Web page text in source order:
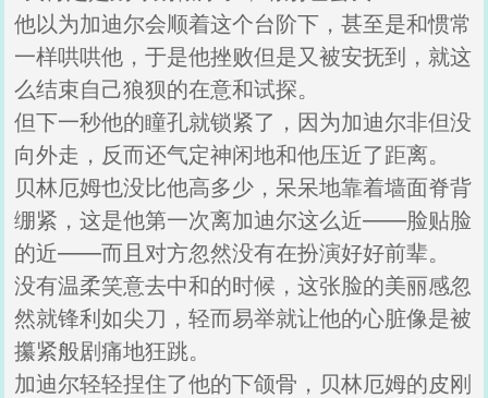
他以为加迪尔会顺着这个台阶下，甚至是和惯常
一样哄哄他，于是他挫败但是又被安抚到，就这
么结束自己狼狈的在意和试探。
但下一秒他的瞳孔就锁紧了，因为加迪尔非但没
向外走，反而还气定神闲地和他压近了距离。
贝林厄姆也没比他高多少，呆呆地靠着墙面脊背
绷紧，这是他第一次离加迪尔这么近——脸贴脸
的近——而且对方忽然没有在扮演好好前辈。
没有温柔笑意去中和的时候，这张脸的美丽感忽
然就锋利如尖刀，轻而易举就让他的心脏像是被
攥紧般剧痛地狂跳。
加迪尔轻轻捏住了他的下颌骨，贝林厄姆的皮刚